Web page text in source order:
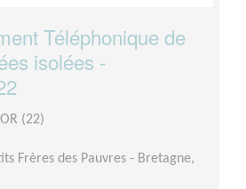
Téléphonique de
isolées -
(22)
Frères des Pauvres - Bretagne,